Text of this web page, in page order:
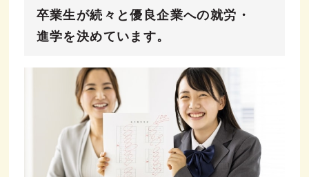
卒業生が続々と優良企業への就労・
進学を決めています。